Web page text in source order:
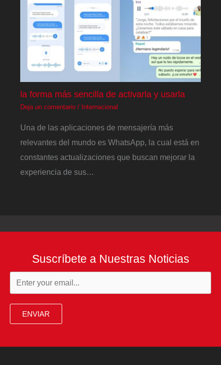
la forma más sencilla de activarla y usarla
Deja un comentario / Internacional
Una de las aplicaciones de mensajería más
relevantes del mundo es WhatsApp, la cual está en
constantes actualizaciones que buscan mejorar la
experiencia de sus…
Suscríbete a Nuestras Noticias
ENVIAR